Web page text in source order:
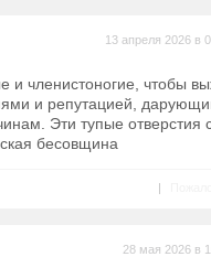
13 апреля 2026 в
и членистоногие, чтобы
и репутацией,
Эти тупые отверстия
бесовщина
|
28 мая 2026 в